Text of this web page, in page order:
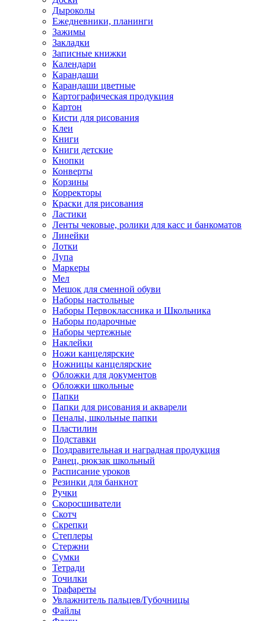
Дыроколы
Ежедневники, планинги
Зажимы
Закладки
Записные книжки
Календари
Карандаши
Карандаши цветные
Картографическая продукция
Картон
Кисти для рисования
Клеи
Книги
Книги детские
Кнопки
Конверты
Корзины
Корректоры
Краски для рисования
Ластики
Ленты чековые, ролики для касс и банкоматов
Линейки
Лотки
Лупа
Маркеры
Мел
Мешок для сменной обуви
Наборы настольные
Наборы Первоклассника и Школьника
Наборы подарочные
Наборы чертежные
Наклейки
Ножи канцелярские
Ножницы канцелярские
Обложки для документов
Обложки школьные
Папки
Папки для рисования и акварели
Пеналы, школьные папки
Пластилин
Подставки
Поздравительная и наградная продукция
Ранец, рюкзак школьный
Расписание уроков
Резинки для банкнот
Ручки
Скоросшиватели
Скотч
Скрепки
Степлеры
Стержни
Сумки
Тетради
Точилки
Трафареты
Увлажнитель пальцев/Губочницы
Файлы